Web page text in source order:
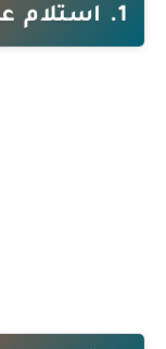
1. استلام عرض العمل